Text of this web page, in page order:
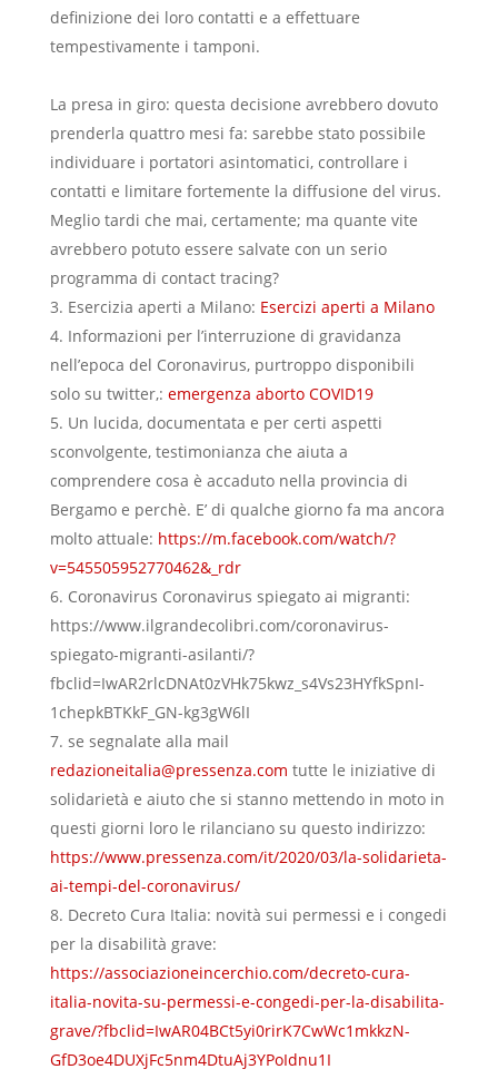
definizione dei loro contatti e a effettuare
tempestivamente i tamponi.
La presa in giro: questa decisione avrebbero dovuto
prenderla quattro mesi fa: sarebbe stato possibile
individuare i portatori asintomatici, controllare i
contatti e limitare fortemente la diffusione del virus.
Meglio tardi che mai, certamente; ma quante vite
avrebbero potuto essere salvate con un serio
programma di contact tracing?
Esercizia aperti a Milano: Esercizi aperti a Milano
Informazioni per l’interruzione di gravidanza
nell’epoca del Coronavirus, purtroppo disponibili
solo su twitter,: emergenza aborto COVID19
Un lucida, documentata e per certi aspetti
sconvolgente, testimonianza che aiuta a
comprendere cosa è accaduto nella provincia di
Bergamo e perchè. E’ di qualche giorno fa ma ancora
molto attuale: https://m.facebook.com/watch/?
v=545505952770462&_rdr
Coronavirus Coronavirus spiegato ai migranti:
https://www.ilgrandecolibri.com/coronavirus-
spiegato-migranti-asilanti/?
fbclid=IwAR2rlcDNAt0zVHk75kwz_s4Vs23HYfkSpnI-
1chepkBTKkF_GN-kg3gW6lI
se segnalate alla mail
redazioneitalia@pressenza.com tutte le iniziative di
solidarietà e aiuto che si stanno mettendo in moto in
questi giorni loro le rilanciano su questo indirizzo:
https://www.pressenza.com/it/2020/03/la-solidarieta-
ai-tempi-del-coronavirus/
Decreto Cura Italia: novità sui permessi e i congedi
per la disabilità grave:
https://associazioneincerchio.com/decreto-cura-
italia-novita-su-permessi-e-congedi-per-la-disabilita-
grave/?fbclid=IwAR04BCt5yi0rirK7CwWc1mkkzN-
GfD3oe4DUXjFc5nm4DtuAj3YPoIdnu1I